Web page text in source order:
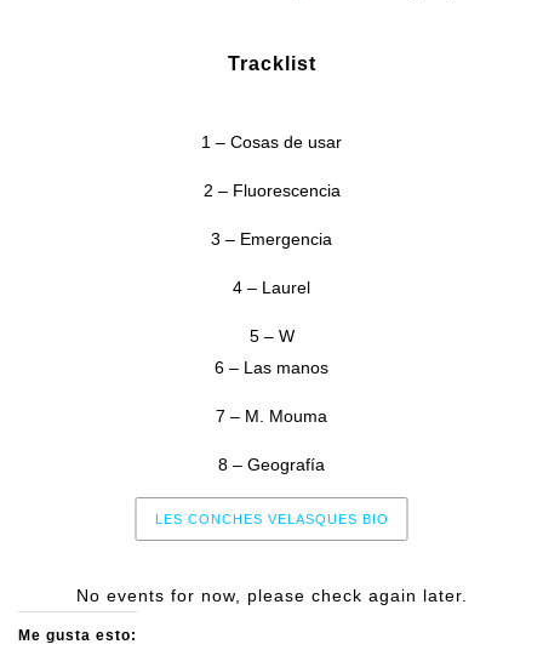
Tracklist
1 – Cosas de usar
2 – Fluorescencia
3 – Emergencia
4 – Laurel
5 – W
6 – Las manos
7 – M. Mouma
8 – Geografía
LES CONCHES VELASQUES BIO
No events for now, please check again later.
Me gusta esto: